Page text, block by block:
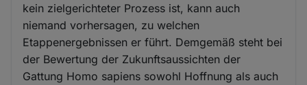
kein zielgerichteter Prozess ist, kann auch
niemand vorhersagen, zu welchen
Etappenergebnissen er führt. Demgemäß steht bei
der Bewertung der Zukunftsaussichten der
Gattung Homo sapiens sowohl Hoffnung als auch